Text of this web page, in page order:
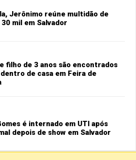
Jerônimo reúne multidão de
30 mil em Salvador
filho de 3 anos são encontrados
de casa em Feira de
é internado em UTI após
depois de show em Salvador